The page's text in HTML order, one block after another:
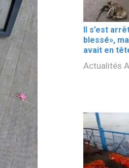
Il s’est
blеssé»,
avait en
Actualités